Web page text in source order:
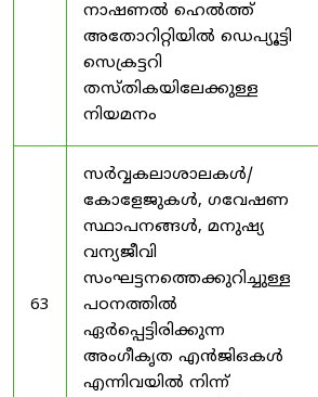
നാഷണൽ ഹെൽത്ത്
അതോറിറ്റിയിൽ ഡെപ്യൂട്ടി
സെക്രട്ടറി
തസ്തികയിലേക്കുള്ള
നിയമനം
63
സർവ്വകലാശാലകൾ/
കോളേജുകൾ, ഗവേഷണ
സ്ഥാപനങ്ങൾ, മനുഷ്യ
വന്യജീവി
സംഘട്ടനത്തെക്കുറിച്ചുള്ള
പഠനത്തിൽ
ഏർപ്പെട്ടിരിക്കുന്ന
അംഗീകൃത എൻജിഒകൾ
എന്നിവയിൽ നിന്ന്